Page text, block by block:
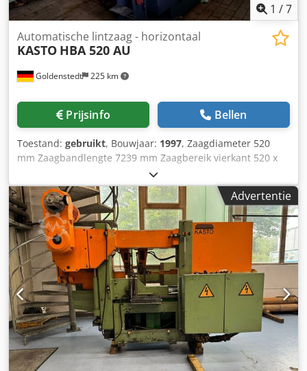
1 /7
Goldenstedt 225 km
Automatische lintzaag - horizontaal
KASTO HBA 520 AU
Prijsinfo Bellen
Toestand: gebruikt, Bouwjaar: 1997, Zaagdiameter 520
mm Zaagbandlengte 7239 mm Zaagbereik vierkant 520 x
520 mm Aanvoerlengte 500 mm Meervoudige
aanvoerlengte 4500 mm Minimale afkortlengte 6 mm
Reststuklengte min./max. 10/100 mm Zaagsnelheid 20 -
130 m/min Zaagbandafmetingen 7239 x 50 x 1,3 mm
Machinegewicht ca. 4,2 t Afmetingen L x B x H 2300 x 3420
x 2385 mm Sturing MINIPOS 807 Djdpfx Anexfwd Ioiowa
CNC-sturing Minipos 807 Speciale accessoires: -
Koelmiddelsysteem - Spaanafvoersysteem -
Afvoerrollenbaan - Standaardbekken
Advertentie